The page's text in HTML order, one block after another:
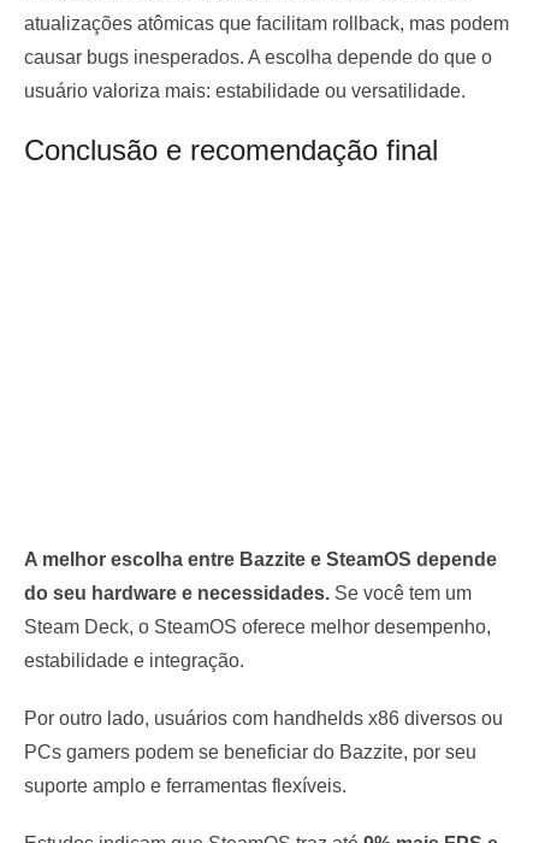
atualizações atômicas que facilitam rollback, mas podem
causar bugs inesperados. A escolha depende do que o
usuário valoriza mais: estabilidade ou versatilidade.
Conclusão e recomendação final
A melhor escolha entre Bazzite e SteamOS depende
do seu hardware e necessidades. Se você tem um
Steam Deck, o SteamOS oferece melhor desempenho,
estabilidade e integração.
Por outro lado, usuários com handhelds x86 diversos ou
PCs gamers podem se beneficiar do Bazzite, por seu
suporte amplo e ferramentas flexíveis.